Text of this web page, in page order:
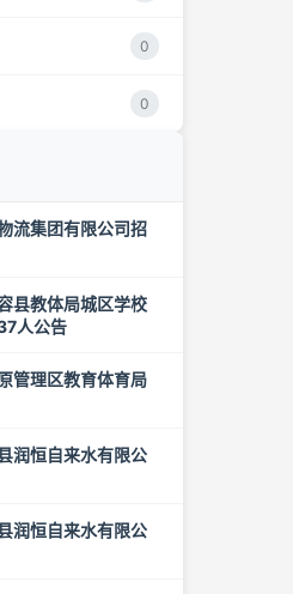
0
0
流集团有限公司招
县教体局城区学校
人公告
管理区教育体育局
润恒自来水有限公
润恒自来水有限公